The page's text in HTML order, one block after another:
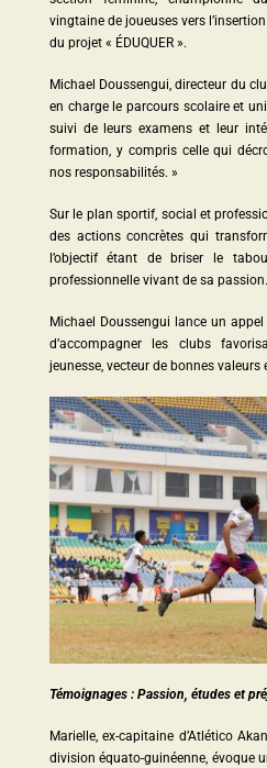
vingtaine de joueuses vers
du projet « ÉDUQUER ».
Michael Doussengui, directeur du
en charge le parcours scolaire et
suivi de leurs examens et leur
formation, y compris celle qui
nos responsabilités. »
Sur le plan sportif, social et
des actions concrètes qui
l’objectif étant de briser le
professionnelle vivant de sa
Michael Doussengui lance un
d’accompagner les clubs
jeunesse, vecteur de bonnes valeurs
Témoignages : Passion, études et
Marielle, ex-capitaine d’Atlético
division équato-guinéenne, évoque